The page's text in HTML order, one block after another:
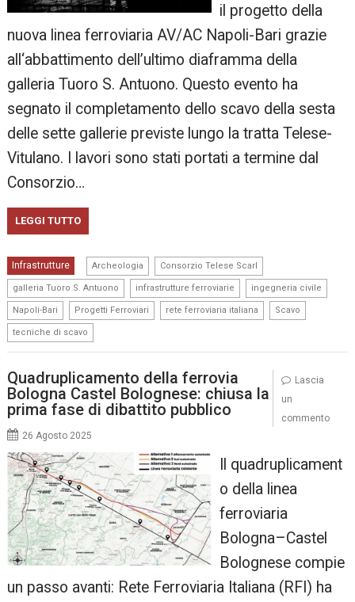
il progetto della
nuova linea ferroviaria AV/AC Napoli-Bari grazie
all‘abbattimento dell’ultimo diaframma della
galleria Tuoro S. Antuono. Questo evento ha
segnato il completamento dello scavo della sesta
delle sette gallerie previste lungo la tratta Telese-
Vitulano. I lavori sono stati portati a termine dal
Consorzio…
LEGGI TUTTO
Infrastrutture Archeologia Consorzio Telese Scarl
galleria Tuoro S. Antuono infrastrutture ferroviarie ingegneria civile
Napoli-Bari Progetti Ferroviari rete ferroviaria italiana Scavo
tecniche di scavo
Quadruplicamento della ferrovia
Bologna Castel Bolognese: chiusa la
prima fase di dibattito pubblico
26 Agosto 2025
Il quadruplicament
o della linea
ferroviaria
Bologna–Castel
Bolognese compie
un passo avanti: Rete Ferroviaria Italiana (RFI) ha
Lascia
un
commento